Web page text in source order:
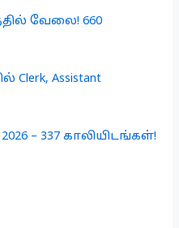
வேலை! 660
Assistant
– 337 காலியிடங்கள்!